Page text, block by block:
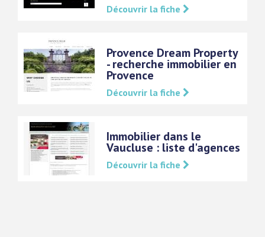
Découvrir la fiche
Provence Dream Property
- recherche immobilier en
Provence
Découvrir la fiche
Immobilier dans le
Vaucluse : liste d'agences
Découvrir la fiche